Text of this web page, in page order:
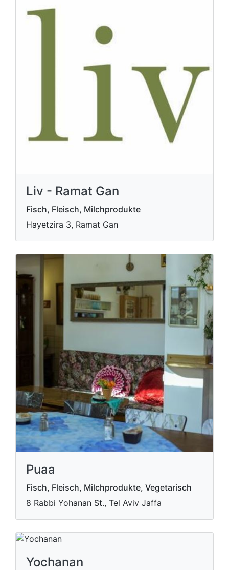
Liv - Ramat Gan
Fisch, Fleisch, Milchprodukte
Hayetzira 3, Ramat Gan
Puaa
Fisch, Fleisch, Milchprodukte, Vegetarisch
8 Rabbi Yohanan St., Tel Aviv Jaffa
Yochanan